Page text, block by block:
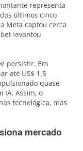
representa
últimos cinco
Meta captou cerca
levantou
persistir. Em
até US$ 1,5
quase
IA. Assim, o
tecnológica, mas
mercado